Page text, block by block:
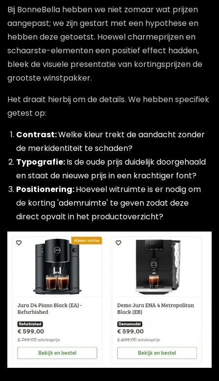
Bij BonneBella hebben we niet zomaar wat prijzen
aangepast; we zijn gestart met een hypothese en
hebben deze getoetst. Hoewel charmeprijzen en
schaarste-elementen een positief effect hadden,
bleek de visuele presentatie van kortingsprijzen de
grootste winstpakker.
Het draait hierbij om de details. We hebben specifiek
getest op:
Contrast:Welke kleur trekt de aandacht zonder
de merkidentiteit te schaden?
Typografie:Is de oude prijs duidelijk doorgehaald
en staat de nieuwe prijs in een krachtiger font?
Positionering:Hoeveel witruimte is er nodig om
de korting 'ademruimte' te geven zodat deze
direct opvalt in het productoverzicht?